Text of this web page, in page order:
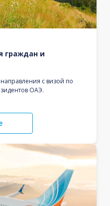
граждан и
с визой по
ОАЭ.